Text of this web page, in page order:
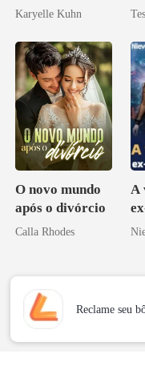
Karyelle Kuhn
O novo mundo
após o divórcio
Calla Rhodes
A
Reclame seu